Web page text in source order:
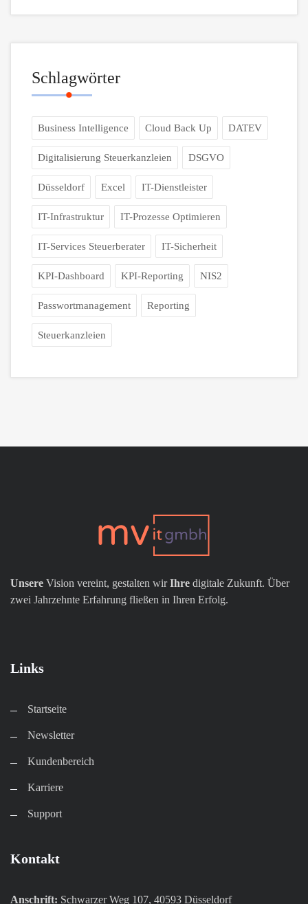
Schlagwörter
Business Intelligence Cloud Back Up DATEV
Digitalisierung Steuerkanzleien DSGVO
Düsseldorf Excel IT-Dienstleister
IT-Infrastruktur IT-Prozesse Optimieren
IT-Services Steuerberater IT-Sicherheit
KPI-Dashboard KPI-Reporting NIS2
Passwortmanagement Reporting
Steuerkanzleien
Unsere Vision vereint, gestalten wirIhre digitale Zukunft. Über
zwei Jahrzehnte Erfahrung fließen in Ihren Erfolg.
Links
Startseite
Newsletter
Kundenbereich​
Karriere​
Support
Kontakt
Anschrift: Schwarzer Weg 107, 40593 Düsseldorf